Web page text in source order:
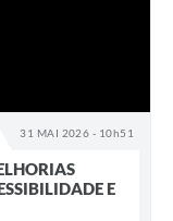
31 MAI 2026 - 10h51
E